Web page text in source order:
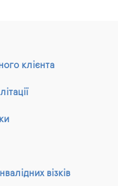
клієнта
візків